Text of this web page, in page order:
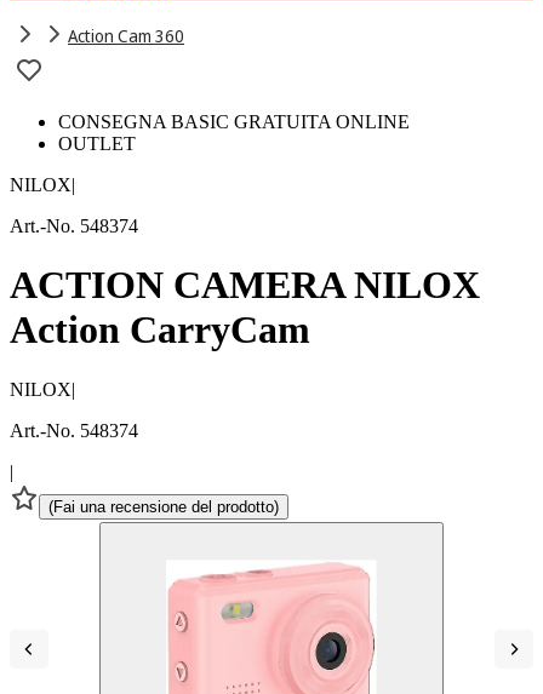
Action Cam 360
CONSEGNA BASIC GRATUITA ONLINE
OUTLET
NILOX|
Art.-No. 548374
ACTION CAMERA NILOX
Action CarryCam
NILOX|
Art.-No. 548374
|
(Fai una recensione del prodotto)